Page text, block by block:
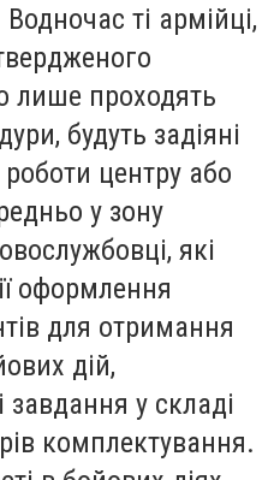
ті армійці,
лише проходять
будуть задіяні
центру або
у зону
які
оформлення
для отримання
дій,
у складі
комплектування.